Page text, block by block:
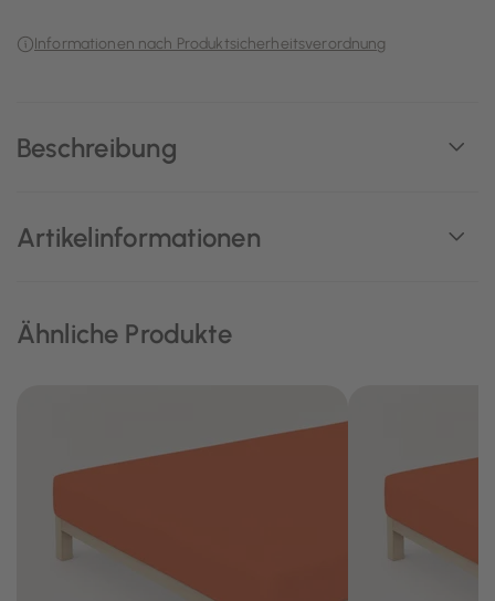
Beschreibung
Artikelinformationen
Informationen nach Produktsicherheitsverordnung